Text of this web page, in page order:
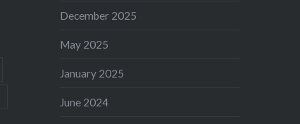
December 2025
May 2025
January 2025
June 2024